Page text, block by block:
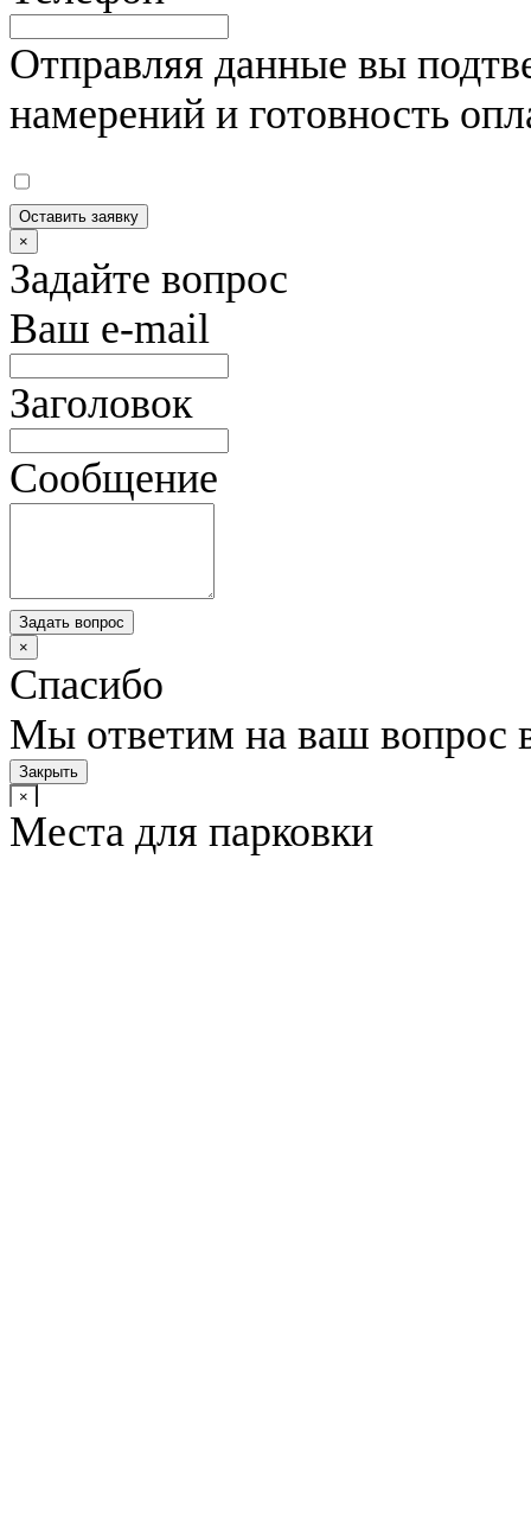
Отправляя данные вы
намерений и готовность
Оставить заявку
×
Задайте вопрос
Ваш e-mail
Заголовок
Сообщение
Задать вопрос
×
Спасибо
Мы ответим на ваш вопрос
Закрыть
×
Места для парковки